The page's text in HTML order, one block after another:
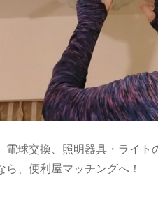
電球交換、照明器具・ライ
、便利屋マッチングへ！